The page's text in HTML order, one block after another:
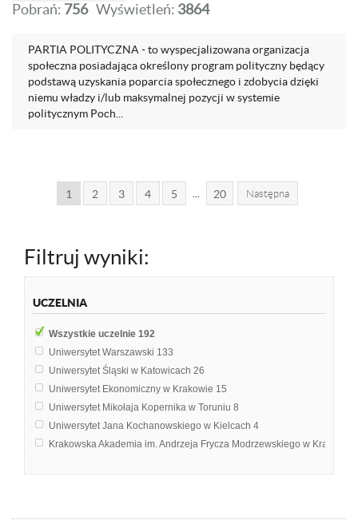
Pobrań: 756 Wyświetleń: 3864
PARTIA POLITYCZNA - to wyspecjalizowana organizacja
społeczna posiadająca określony program polityczny będący
podstawą uzyskania poparcia społecznego i zdobycia dzięki
niemu władzy i/lub maksymalnej pozycji w systemie
politycznym Poch...
1 2 3 4 5 20 Następna
Filtruj wyniki:
UCZELNIA
Wszystkie uczelnie 192
Uniwersytet Warszawski 133
Uniwersytet Śląski w Katowicach 26
Uniwersytet Ekonomiczny w Krakowie 15
Uniwersytet Mikołaja Kopernika w Toruniu 8
Uniwersytet Jana Kochanowskiego w Kielcach 4
Krakowska Akademia im. Andrzeja Frycza Modrzewskiego w Krakowie
Uniwersytet Wrocławski1